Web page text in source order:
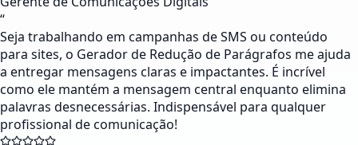
“
Seja trabalhando em campanhas de SMS ou conteúdo
para sites, o Gerador de Redução de Parágrafos me ajuda
a entregar mensagens claras e impactantes. É incrível
como ele mantém a mensagem central enquanto elimina
palavras desnecessárias. Indispensável para qualquer
profissional de comunicação!